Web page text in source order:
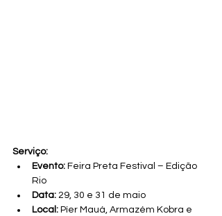
Serviço:
Evento: Feira Preta Festival – Edição
Rio
Data: 29, 30 e 31 de maio
Local: Píer Mauá, Armazém Kobra e